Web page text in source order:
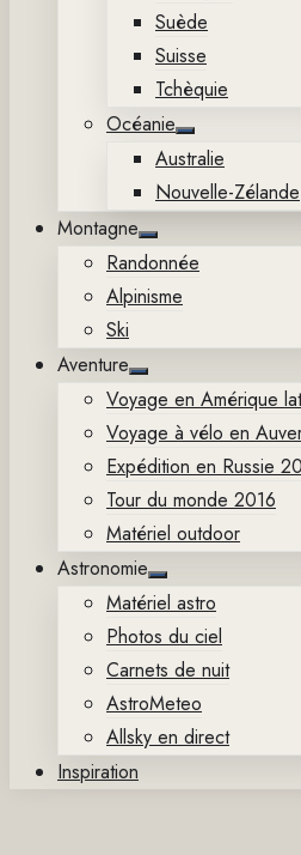
Suède
Suisse
Tchèquie
Océanie
Show
sub
menu
Australie
Nouvelle-Zélande
Montagne
Show
sub
menu
Randonnée
Alpinisme
Ski
Aventure
Show
sub
Voyage en Amérique
Voyage à vélo en
Expédition en Russie
Tour du monde 2016
Matériel outdoor
Astronomie
Show
sub
menu
Matériel astro
Photos du ciel
Carnets de nuit
AstroMeteo
Allsky en direct
Inspiration